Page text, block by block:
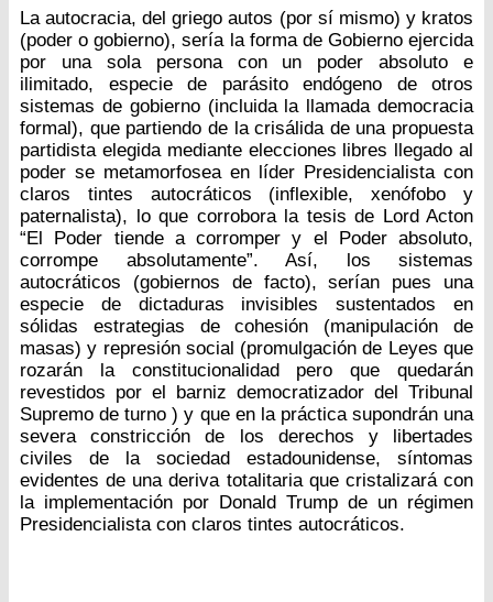
La autocracia, del griego autos (por sí mismo) y kratos
(poder o gobierno), sería la forma de Gobierno ejercida
por una sola persona con un poder absoluto e
ilimitado, especie de parásito endógeno de otros
sistemas de gobierno (incluida la llamada democracia
formal), que partiendo de la crisálida de una propuesta
partidista elegida mediante elecciones libres llegado al
poder se metamorfosea en líder Presidencialista con
claros tintes autocráticos (inflexible, xenófobo y
paternalista), lo que corrobora la tesis de Lord Acton
“El Poder tiende a corromper y el Poder absoluto,
corrompe absolutamente”. Así, los sistemas
autocráticos (gobiernos de facto), serían pues una
especie de dictaduras invisibles sustentados en
sólidas estrategias de cohesión (manipulación de
masas) y represión social (promulgación de Leyes que
rozarán la constitucionalidad pero que quedarán
revestidos por el barniz democratizador del Tribunal
Supremo de turno ) y que en la práctica supondrán una
severa constricción de los derechos y libertades
civiles de la sociedad estadounidense, síntomas
evidentes de una deriva totalitaria que cristalizará con
la implementación por Donald Trump de un régimen
Presidencialista con claros tintes autocráticos.